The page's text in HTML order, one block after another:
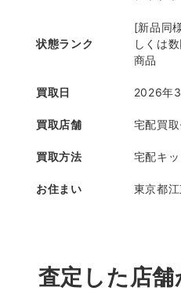
状態ランク
[新品同
しくは
商品
買取日 2026年
買取店舗 宅配買
買取方法 宅配キッ
お住まい 東京都
査定した店